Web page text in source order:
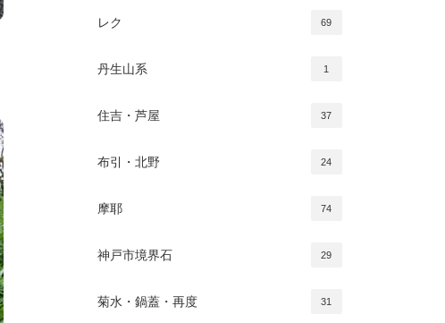
レク 69
丹生山系 1
住吉・芦屋 37
布引・北野 24
摩耶 74
神戸市境界石 29
菊水・鍋蓋・再度 31